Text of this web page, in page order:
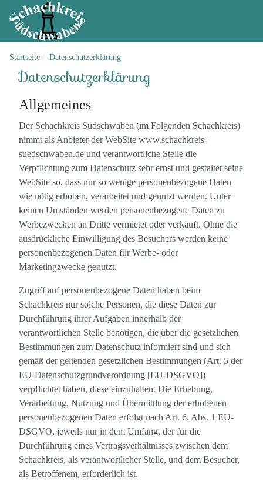
Startseite Datenschutzerklärung
Datenschutzerklärung
Allgemeines
Der Schachkreis Südschwaben (im Folgenden Schachkreis)
nimmt als Anbieter der WebSite www.schachkreis-
suedschwaben.de und verantwortliche Stelle die
Verpflichtung zum Datenschutz sehr ernst und gestaltet seine
WebSite so, dass nur so wenige personenbezogene Daten
wie nötig erhoben, verarbeitet und genutzt werden. Unter
keinen Umständen werden personenbezogene Daten zu
Werbezwecken an Dritte vermietet oder verkauft. Ohne die
ausdrückliche Einwilligung des Besuchers werden keine
personenbezogenen Daten für Werbe- oder
Marketingzwecke genutzt.
Zugriff auf personenbezogene Daten haben beim
Schachkreis nur solche Personen, die diese Daten zur
Durchführung ihrer Aufgaben innerhalb der
verantwortlichen Stelle benötigen, die über die gesetzlichen
Bestimmungen zum Datenschutz informiert sind und sich
gemäß der geltenden gesetzlichen Bestimmungen (Art. 5 der
EU-Datenschutzgrundverordnung [EU-DSGVO])
verpflichtet haben, diese einzuhalten. Die Erhebung,
Verarbeitung, Nutzung und Übermittlung der erhobenen
personenbezogenen Daten erfolgt nach Art. 6. Abs. 1 EU-
DSGVO, jeweils nur in dem Umfang, der für die
Durchführung eines Vertragsverhältnisses zwischen dem
Schachkreis, als verantwortlicher Stelle, und dem Besucher,
als Betroffenem, erforderlich ist.